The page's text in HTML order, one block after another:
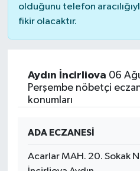
olduğunu telefon
fikir olacaktır.
Aydın İncirliova 06
Perşembe nöbetçi
konumları
ADA ECZANESİ
Acarlar MAH. 20. Sokak